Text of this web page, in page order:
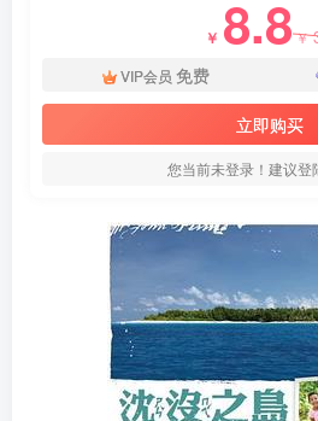
￥ 8.8￥
VIP会员 免费
立即购买
您当前未登录！建议